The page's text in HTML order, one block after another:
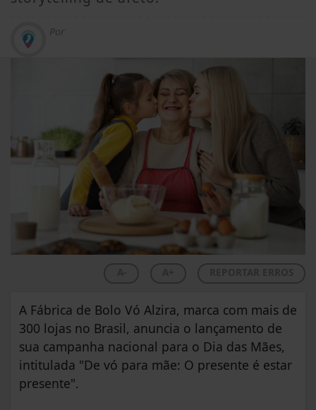
Por
A Fábrica de Bolo Vó Alzira, marca com mais de
300 lojas no Brasil, anuncia o lançamento de
sua campanha nacional para o Dia das Mães,
intitulada "De vó para mãe: O presente é estar
presente".